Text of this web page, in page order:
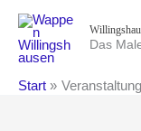
Inhalt
springen
Das
Start